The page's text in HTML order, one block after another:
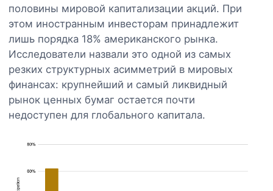
половины мировой капитализации акций. При
этом иностранным инвесторам принадлежит
лишь порядка 18% американского рынка.
Исследователи назвали это одной из самых
резких структурных асимметрий в мировых
финансах: крупнейший и самый ликвидный
рынок ценных бумаг остается почти
недоступен для глобального капитала.